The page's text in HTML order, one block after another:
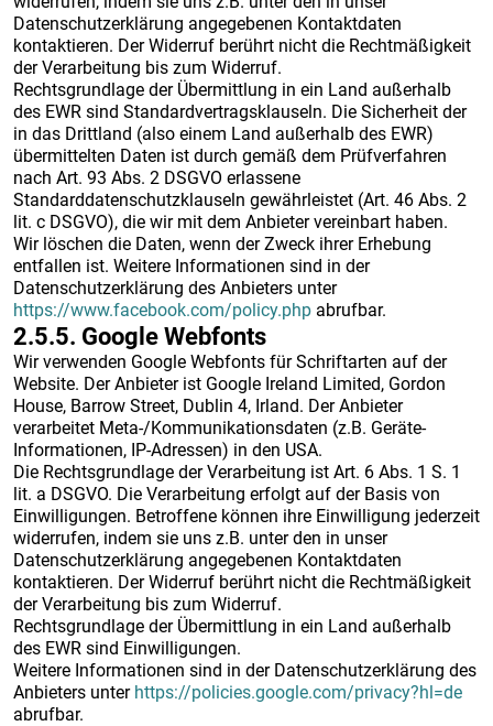
Datenschutzerklärung angegebenen Kontaktdaten
kontaktieren. Der Widerruf berührt nicht die Rechtmäßigkeit
der Verarbeitung bis zum Widerruf.
Rechtsgrundlage der Übermittlung in ein Land außerhalb
des EWR sind Standardvertragsklauseln. Die Sicherheit der
in das Drittland (also einem Land außerhalb des EWR)
übermittelten Daten ist durch gemäß dem Prüfverfahren
nach Art. 93 Abs. 2 DSGVO erlassene
Standarddatenschutzklauseln gewährleistet (Art. 46 Abs. 2
lit. c DSGVO), die wir mit dem Anbieter vereinbart haben.
Wir löschen die Daten, wenn der Zweck ihrer Erhebung
entfallen ist. Weitere Informationen sind in der
Datenschutzerklärung des Anbieters unter
https://www.facebook.com/policy.php abrufbar.
2.5.5. ​Google Webfonts​
Wir verwenden Google Webfonts für Schriftarten auf der
Website. Der Anbieter ist Google Ireland Limited, Gordon
House, Barrow Street, Dublin 4, Irland. Der Anbieter
verarbeitet Meta-/Kommunikationsdaten (z.B. Geräte-
Informationen, IP-Adressen) in den USA.
Die Rechtsgrundlage der Verarbeitung ist Art. 6 Abs. 1 S. 1
lit. a DSGVO. Die Verarbeitung erfolgt auf der Basis von
Einwilligungen. Betroffene können ihre Einwilligung jederzeit
widerrufen, indem sie uns z.B. unter den in unser
Datenschutzerklärung angegebenen Kontaktdaten
kontaktieren. Der Widerruf berührt nicht die Rechtmäßigkeit
der Verarbeitung bis zum Widerruf.
Rechtsgrundlage der Übermittlung in ein Land außerhalb
des EWR sind Einwilligungen.
Weitere Informationen sind in der Datenschutzerklärung des
Anbieters unter https://policies.google.com/privacy?hl=de
abrufbar.